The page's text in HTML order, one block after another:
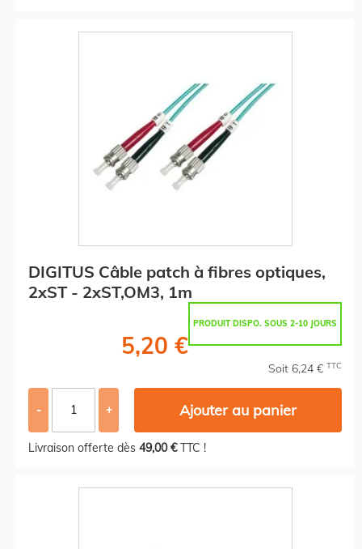
DIGITUS Câble patch à fibres optiques,
2xST - 2xST,OM3, 1m
PRODUIT DISPO. SOUS 2-10 JOURS
5,20 €
Soit 6,24 € TTC
- + Ajouter au panier
Livraison offerte dès 49,00 €TTC !